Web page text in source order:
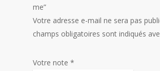
me”
Votre adresse e-mail ne sera pas
champs obligatoires sont indiqués
Votre note *